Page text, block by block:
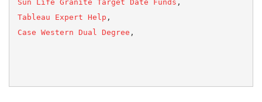
Sun Life Granite Target Date Funds
Tableau Expert Help
Case Western Dual Degree